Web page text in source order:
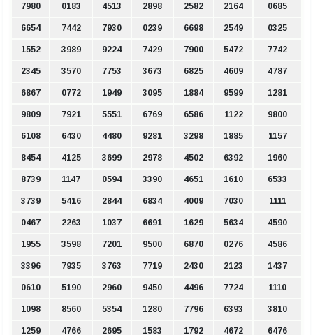
7980 0183 4513 2898 2582 2164 0685
6654 7442 7930 0239 6698 2549 0325
1552 3989 9224 7429 7900 5472 7742
2345 3570 7753 3673 6825 4609 4787
6867 0772 1949 3095 1884 9599 1281
9809 7921 5551 6769 6586 1122 9800
6108 6430 4480 9281 3298 1885 1157
8454 4125 3699 2978 4502 6392 1960
8739 1147 0594 3390 4651 1610 6533
3739 5416 2844 6834 4009 7030 1111
0467 2263 1037 6691 1629 5634 4590
1955 3598 7201 9500 6870 0276 4586
3396 7935 3763 7719 2430 2123 1437
0610 5190 2960 9450 4496 7724 1110
1098 8560 5354 1280 7796 6393 3810
1259 4766 2695 1583 1792 4672 6476